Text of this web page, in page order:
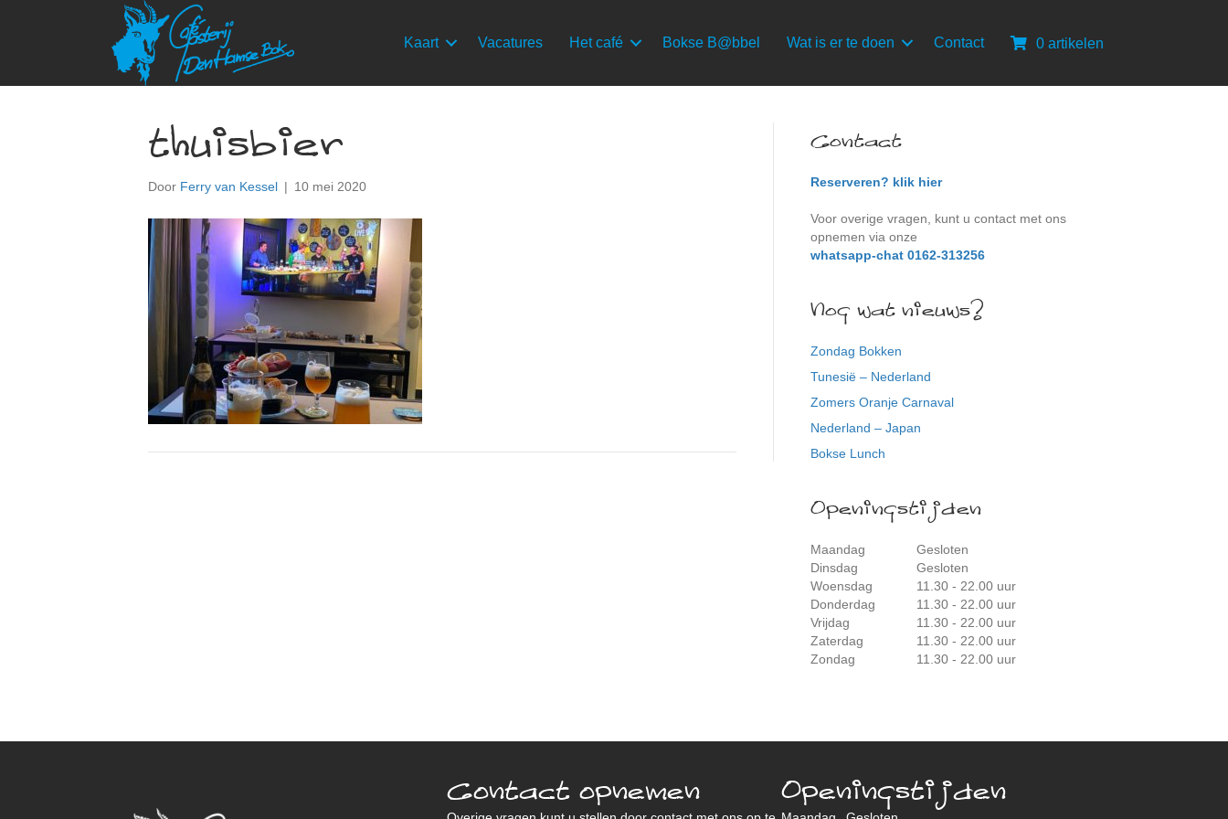
Kaart Vacatures Het café Bokse B@bbel Wat is er te doen Contact 0 artikelen
thuisbier
Door Ferry van Kessel | 10 mei 2020
Contact
Reserveren? klik hier
Voor overige vragen, kunt u contact met ons
opnemen via onze
whatsapp-chat 0162-313256
Nog wat nieuws?
Zondag Bokken
Tunesië – Nederland
Zomers Oranje Carnaval
Nederland – Japan
Bokse Lunch
Openingstijden
Maandag
Gesloten
Dinsdag
Gesloten
Woensdag
11.30 - 22.00 uur
Donderdag
11.30 - 22.00 uur
Vrijdag
11.30 - 22.00 uur
Zaterdag
11.30 - 22.00 uur
Zondag
11.30 - 22.00 uur
Contact opnemen Openingstijden